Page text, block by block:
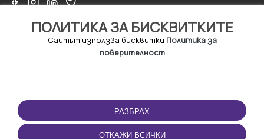
ПОЛИТИКА ЗА БИСКВИТКИТЕ
Сайтът използва бисквитки Политика за
поверителност
РАЗБРАХ
ОТКАЖИ ВСИЧКИ
ПОЛЗВАНЕ
Правила и условия за
ползване
ПРИЛОЖЕНИЕТО